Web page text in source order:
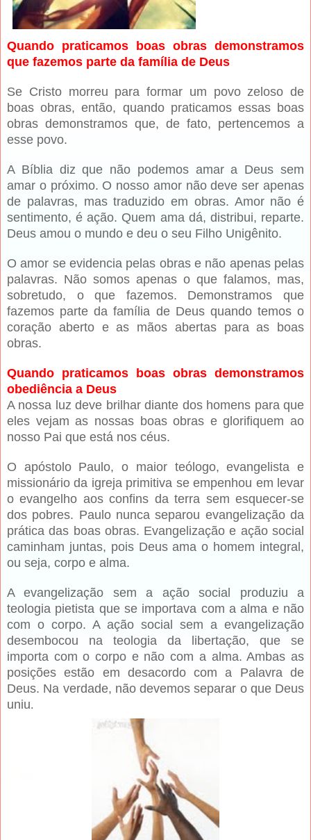
Quando praticamos boas obras demonstramos
que fazemos parte da família de Deus
Se Cristo morreu para formar um povo zeloso de
boas obras, então, quando praticamos essas boas
obras demonstramos que, de fato, pertencemos a
esse povo.
A Bíblia diz que não podemos amar a Deus sem
amar o próximo. O nosso amor não deve ser apenas
de palavras, mas traduzido em obras. Amor não é
sentimento, é ação. Quem ama dá, distribui, reparte.
Deus amou o mundo e deu o seu Filho Unigênito.
O amor se evidencia pelas obras e não apenas pelas
palavras. Não somos apenas o que falamos, mas,
sobretudo, o que fazemos. Demonstramos que
fazemos parte da família de Deus quando temos o
coração aberto e as mãos abertas para as boas
obras.
Quando praticamos boas obras demonstramos
obediência a Deus
A nossa luz deve brilhar diante dos homens para que
eles vejam as nossas boas obras e glorifiquem ao
nosso Pai que está nos céus.
O apóstolo Paulo, o maior teólogo, evangelista e
missionário da igreja primitiva se empenhou em levar
o evangelho aos confins da terra sem esquecer-se
dos pobres. Paulo nunca separou evangelização da
prática das boas obras. Evangelização e ação social
caminham juntas, pois Deus ama o homem integral,
ou seja, corpo e alma.
A evangelização sem a ação social produziu a
teologia pietista que se importava com a alma e não
com o corpo. A ação social sem a evangelização
desembocou na teologia da libertação, que se
importa com o corpo e não com a alma. Ambas as
posições estão em desacordo com a Palavra de
Deus. Na verdade, não devemos separar o que Deus
uniu.